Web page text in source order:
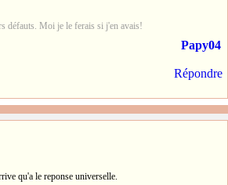
défauts. Moi je le ferais si j'en avais!
Papy04
Répondre
qu'a le reponse universelle.